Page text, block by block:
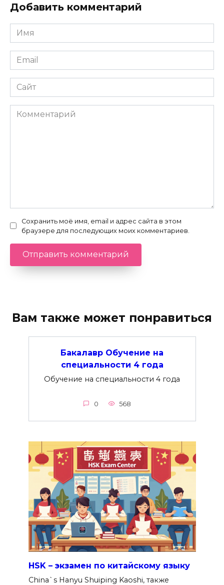
Добавить комментарий
Имя
*
Email
*
Сайт
Комментарий
Сохранить моё имя, email и адрес сайта в этом
браузере для последующих моих комментариев.
Вам также может понравиться
Бакалавр Обучение на
специальности 4 года
Обучение на специальности 4 года
0 568
HSK – экзамен по китайскому языку
China`s Hanyu Shuiping Kaoshi, также